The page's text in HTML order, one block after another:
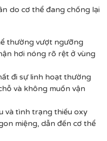
do cơ thể đang chống lại
thường vượt ngưỡng
hơi nóng rõ rệt ở vùng
đi sự linh hoạt thường
và không muốn vận
và tình trạng thiếu oxy
miệng, dẫn đến cơ thể